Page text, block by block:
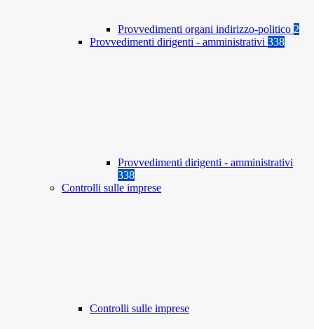
Provvedimenti organi indirizzo-politico 2
Provvedimenti dirigenti - amministrativi 338
Provvedimenti dirigenti - amministrativi
338
Controlli sulle imprese
Controlli sulle imprese